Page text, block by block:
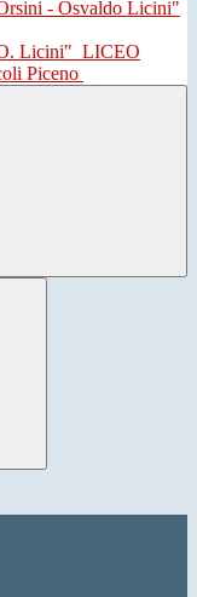
Licini" LICEO
Piceno